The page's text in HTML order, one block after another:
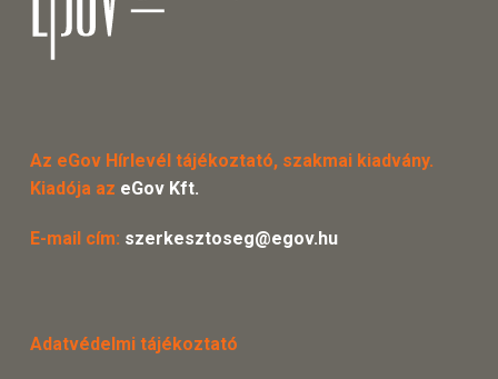
Az eGov Hírlevél tájékoztató, szakmai kiadvány.
Kiadója az eGov Kft.
E-mail cím: szerkesztoseg@egov.hu
Adatvédelmi tájékoztató